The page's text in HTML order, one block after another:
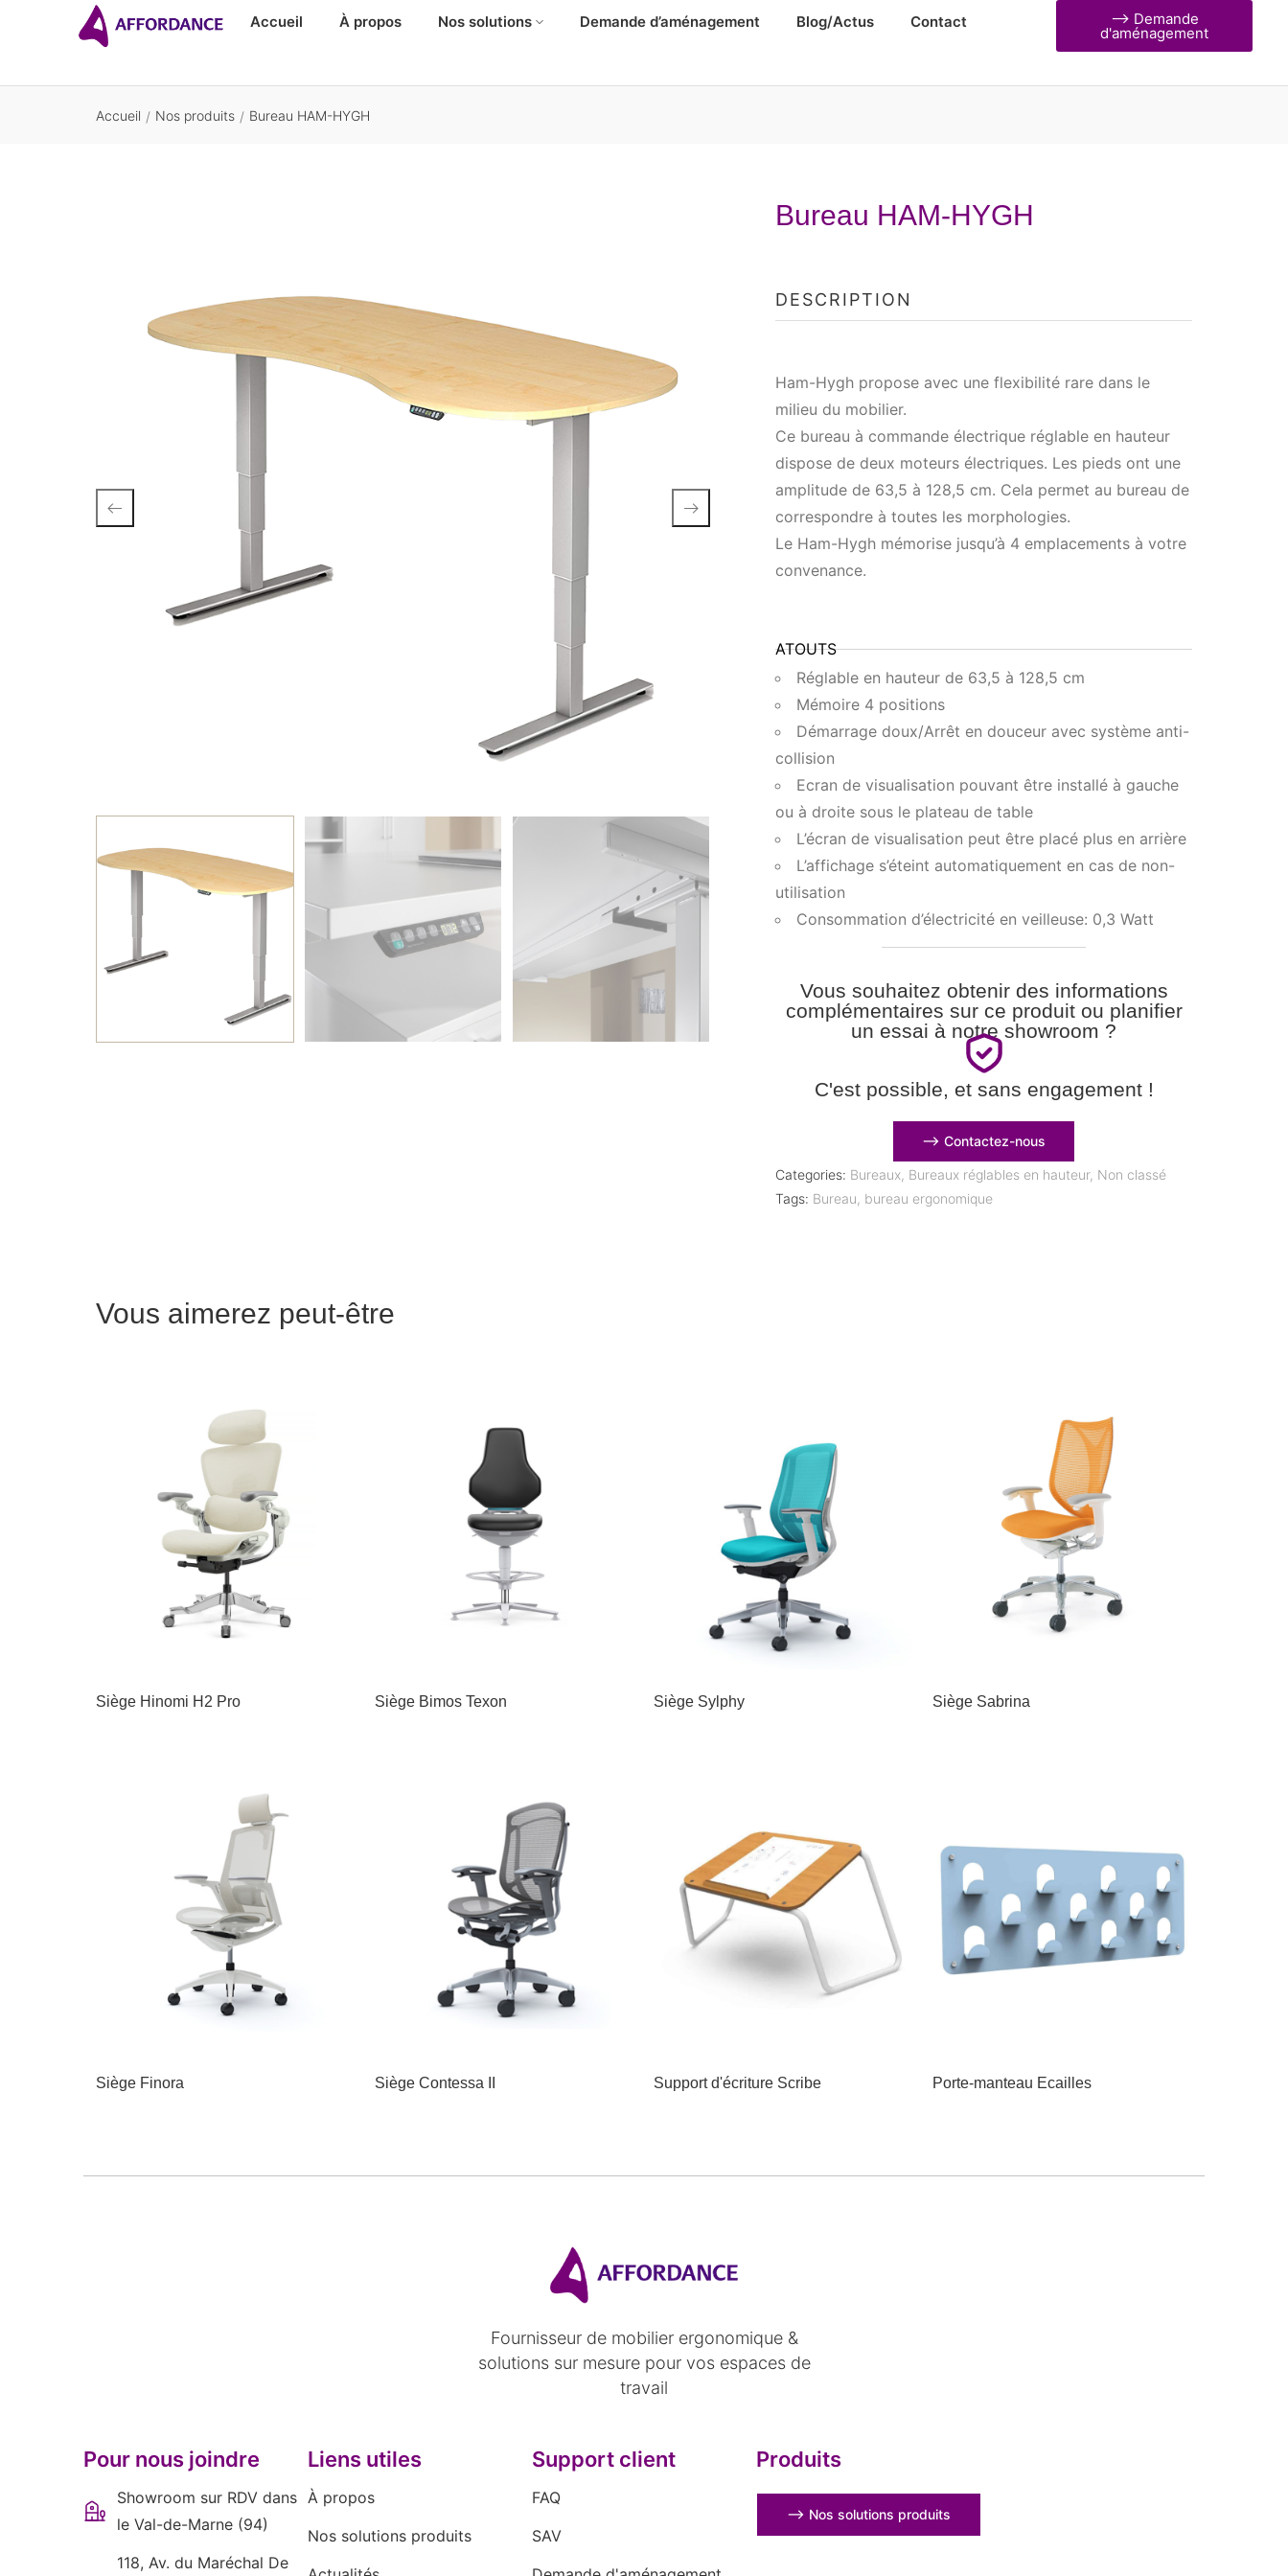
Accueil À propos Nos solutions Demande d’aménagement Blog/Actus Contact ⟶ Demande
d'aménagement
Accueil / Nos produits / Bureau HAM-HYGH
Bureau HAM-HYGH
DESCRIPTION
Ham-Hygh propose avec une flexibilité rare dans le
milieu du mobilier.
Ce bureau à commande électrique réglable en hauteur
dispose de deux moteurs électriques. Les pieds ont une
amplitude de 63,5 à 128,5 cm. Cela permet au bureau de
correspondre à toutes les morphologies.
Le Ham-Hygh mémorise jusqu’à 4 emplacements à votre
convenance.
ATOUTS
Réglable en hauteur de 63,5 à 128,5 cm
Mémoire 4 positions
Démarrage doux/Arrêt en douceur avec système anti-
collision
Ecran de visualisation pouvant être installé à gauche
ou à droite sous le plateau de table
L’écran de visualisation peut être placé plus en arrière
L’affichage s’éteint automatiquement en cas de non-
utilisation
Consommation d’électricité en veilleuse: 0,3 Watt
Vous souhaitez obtenir des informations
complémentaires sur ce produit ou planifier
un essai à notre showroom ?
C'est possible, et sans engagement !
⟶ Contactez-nous
Categories: Bureaux, Bureaux réglables en hauteur, Non classé
Tags: Bureau, bureau ergonomique
Vous aimerez peut-être
Siège Hinomi H2 Pro Siège Bimos Texon Siège Sylphy Siège Sabrina
Siège Finora Siège Contessa II Support d'écriture Scribe Porte-manteau Ecailles
Fournisseur de mobilier ergonomique &
solutions sur mesure pour vos espaces de
travail
Pour nous joindre
Showroom sur RDV dans
le Val-de-Marne (94)
118, Av. du Maréchal De
Liens utiles
À propos
Nos solutions produits
Support client
FAQ
SAV
Produits
⟶ Nos solutions produits